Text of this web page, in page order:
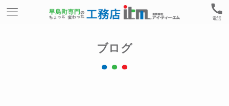
電話
ブログ